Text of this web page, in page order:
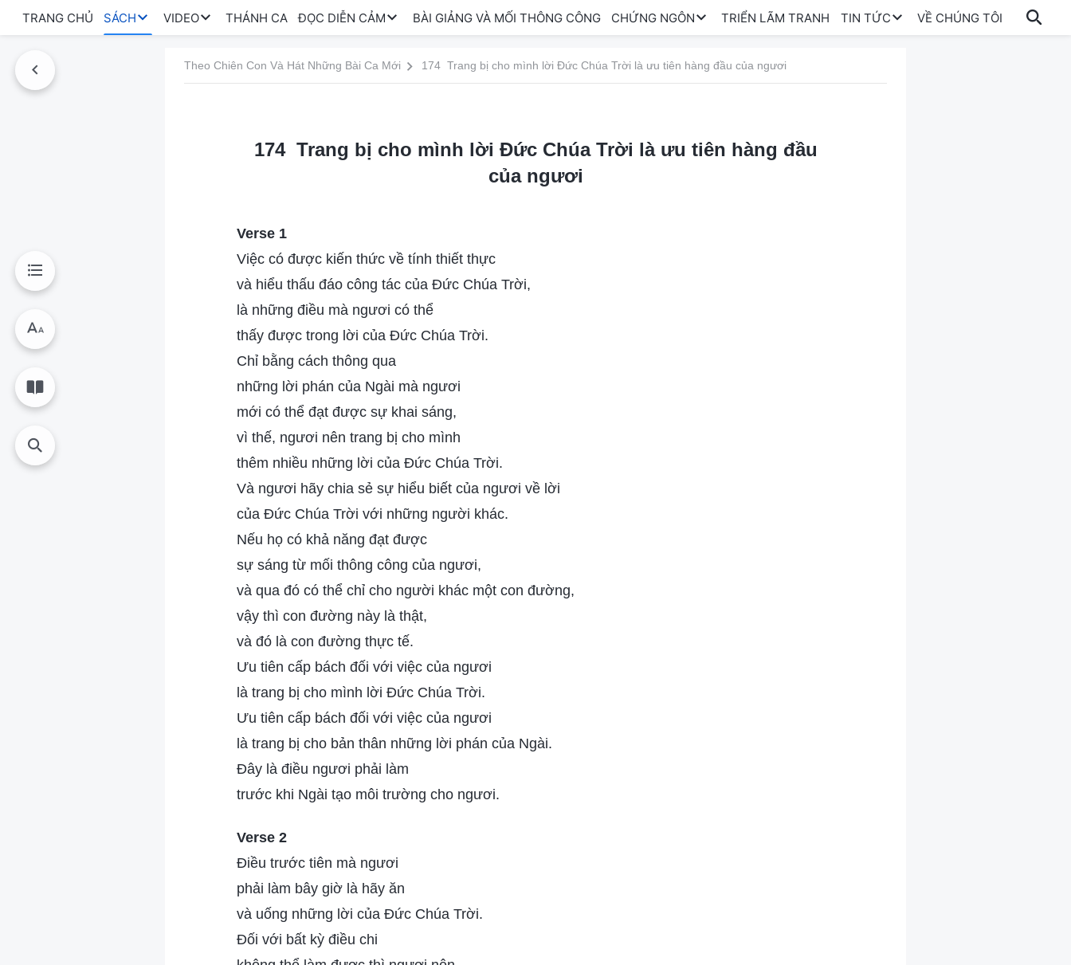
TRANG CHỦ SÁCH VIDEO THÁNH CA ĐỌC DIỄN CẢM BÀI GIẢNG VÀ MỐI THÔNG CÔNG CHỨNG NGÔN TRIỂN LÃM TRANH TIN TỨC VỀ CHÚNG TÔI
Theo Chiên Con Và Hát Những Bài Ca Mới 174 Trang bị cho mình lời Đức Chúa Trời là ưu tiên hàng đầu của ngươi
174 Trang bị cho mình lời Đức Chúa Trời là ưu tiên hàng đầu
của ngươi
Verse 1
Việc có được kiến thức về tính thiết thực
và hiểu thấu đáo công tác của Đức Chúa Trời,
là những điều mà ngươi có thể
thấy được trong lời của Đức Chúa Trời.
Chỉ bằng cách thông qua
những lời phán của Ngài mà ngươi
mới có thể đạt được sự khai sáng,
vì thế, ngươi nên trang bị cho mình
thêm nhiều những lời của Đức Chúa Trời.
Và ngươi hãy chia sẻ sự hiểu biết của ngươi về lời
của Đức Chúa Trời với những người khác.
Nếu họ có khả năng đạt được
sự sáng từ mối thông công của ngươi,
và qua đó có thể chỉ cho người khác một con đường,
vậy thì con đường này là thật,
và đó là con đường thực tế.
Ưu tiên cấp bách đối với việc của ngươi
là trang bị cho mình lời Đức Chúa Trời.
Ưu tiên cấp bách đối với việc của ngươi
là trang bị cho bản thân những lời phán của Ngài.
Đây là điều ngươi phải làm
trước khi Ngài tạo môi trường cho ngươi.
Verse 2
Điều trước tiên mà ngươi
phải làm bây giờ là hãy ăn
và uống những lời của Đức Chúa Trời.
Đối với bất kỳ điều chi